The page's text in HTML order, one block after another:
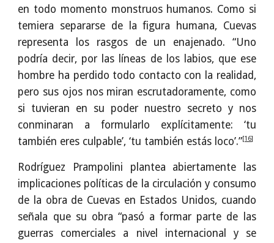
en todo momento monstruos humanos. Como si
temiera separarse de la figura humana, Cuevas
representa los rasgos de un enajenado. “Uno
podría decir, por las líneas de los labios, que ese
hombre ha perdido todo contacto con la realidad,
pero sus ojos nos miran escrutadoramente, como
si tuvieran en su poder nuestro secreto y nos
conminaran a formularlo explícitamente: ‘tu
también eres culpable’, ‘tu también estás loco’.”[16]
Rodríguez Prampolini plantea abiertamente las
implicaciones políticas de la circulación y consumo
de la obra de Cuevas en Estados Unidos, cuando
señala que su obra “pasó a formar parte de las
guerras comerciales a nivel internacional y se